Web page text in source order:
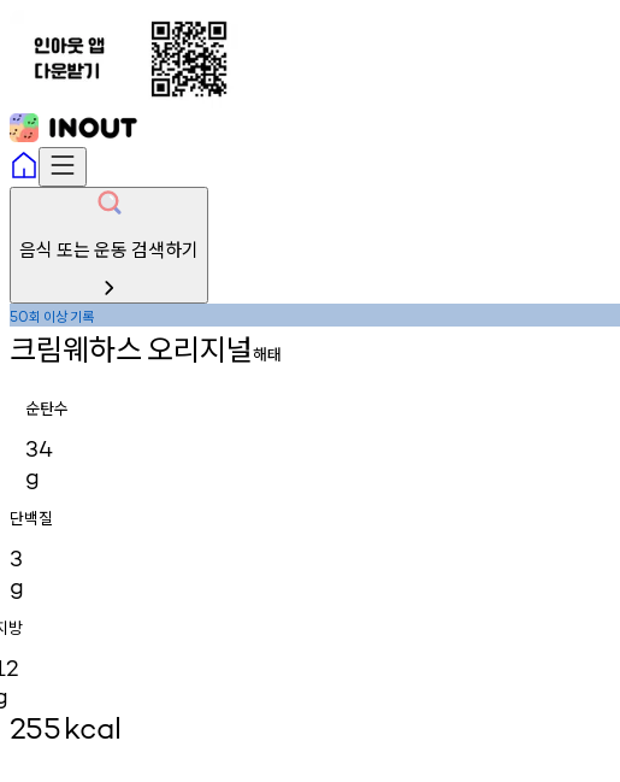
음식 또는 운동 검색하기
50회 이상기록
크림웨하스오리지널해태
순탄수
34
g
단백질
3
g
방
255kcal